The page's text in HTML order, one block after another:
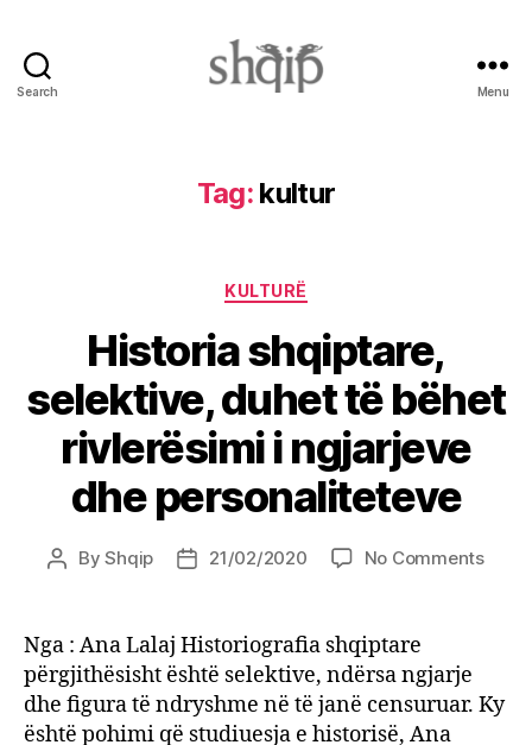
Search Menu
Tag: kultur
Categories
KULTURË
Historia shqiptare,
selektive, duhet të bëhet
rivlerësimi i ngjarjeve
dhe personaliteteve
PostByShqip
Post21/02/2020 No Commentson
bëhet
Nga : Ana Lalaj Historiografia shqiptare
përgjithësisht është selektive, ndërsa ngjarje
dhe figura të ndryshme në të janë censuruar. Ky
është pohimi që studiuesja e historisë, Ana